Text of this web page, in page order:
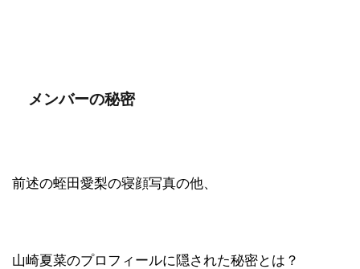
メンバーの秘密
前述の蛭田愛梨の寝顔写真の他、
山崎夏菜のプロフィールに隠された秘密とは？